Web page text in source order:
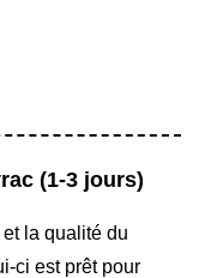
(1-3 jours)
la qualité du
ci est prêt pour